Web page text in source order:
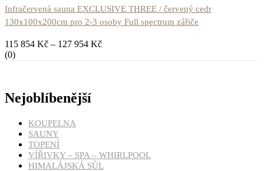
Infračervená sauna EXCLUSIVE THREE / červený cedr
130x100x200cm pro 2-3 osoby Full spectrum zářiče
115 854 Kč – 127 954 Kč
(0)
Nejoblíbenější
KOUPELNA
SAUNY
TOPENÍ
VÍŘIVKY – SPA – WHIRLPOOL
HIMALÁJSKÁ SŮL